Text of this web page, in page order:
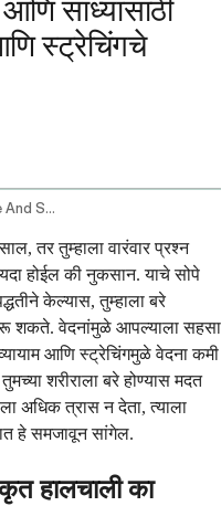
आणि सांध्यांसाठी
स्ट्रेचिंगचे
Personalized Exercise And Stretching For Back Neck And Joint Pain
तर तुम्हाला वारंवार प्रश्न
होईल की नुकसान. याचे सोपे
केल्यास, तुम्हाला बरे
ठरू शकते. वेदनांमुळे आपल्याला सहसा
आणि स्ट्रेचिंगमुळे वेदना कमी
शरीराला बरे होण्यास मदत
अधिक त्रास न देता, त्याला
हे समजावून सांगेल.
हालचाली का